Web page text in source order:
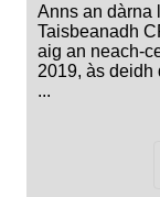
Anns an dàrna
Taisbeanadh
aig an neach-
2019, às
...